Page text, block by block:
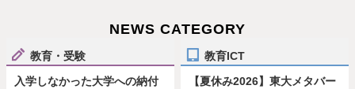
NEWS CATEGORY
教育・受験
入学しなかった大学への納付
教育ICT
【夏休み2026】東大メタバー